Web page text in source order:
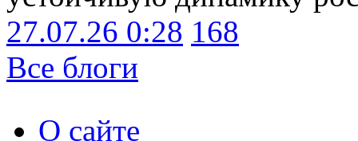
27.07.26 0:28 168
Все блоги
О сайте